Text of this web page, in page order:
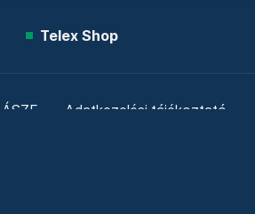
Telex Shop
ÁSZF Adatkezelési tájékoztató